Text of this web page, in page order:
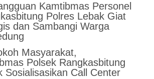
Kamtibmas Personel
Polres Lebak Giat
dan Sambangi Warga
Masyarakat,
Polsek Rangkasbitung
Sosialisasikan Call Center